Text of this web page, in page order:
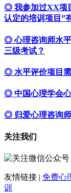
◎ 我参加过XX项
认定的培训项目”
◎ 心理咨询师水
三级考试？
◎ 水平评价项目
◎ 中国心理学会
◎ 归爱心理咨询
关注我们
友情链接 | 免费心
训